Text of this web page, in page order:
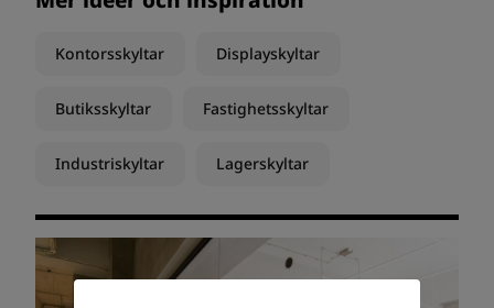
Kontorsskyltar Displayskyltar
Butiksskyltar Fastighetsskyltar
Industriskyltar Lagerskyltar